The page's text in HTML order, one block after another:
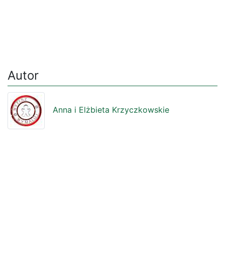
Autor
Anna i Elżbieta Krzyczkowskie